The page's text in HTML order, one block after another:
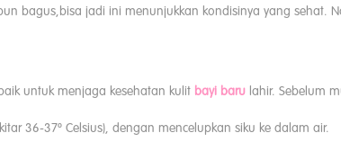
bagus,bisa jadi ini menunjukkan kondisinya yang sehat.
untuk menjaga kesehatan kulit bayi barulahir. Sebelum
36-37º Celsius), dengan mencelupkan siku ke dalam air.